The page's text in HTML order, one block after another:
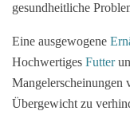
gesundheitliche
Eine ausgewogene
Hochwertiges Futter
Mangelerscheinungen
Übergewicht zu